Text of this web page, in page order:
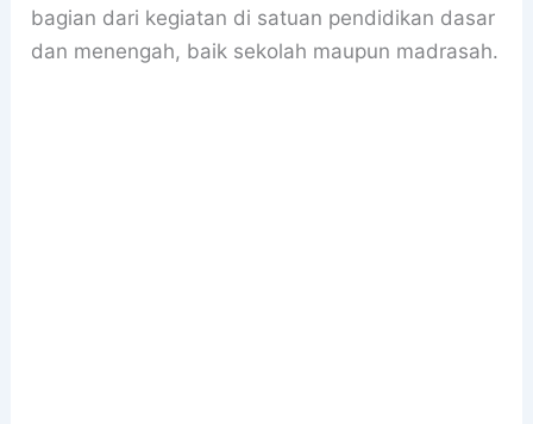
bagian dari kegiatan di satuan pendidikan dasar
dan menengah, baik sekolah maupun madrasah.